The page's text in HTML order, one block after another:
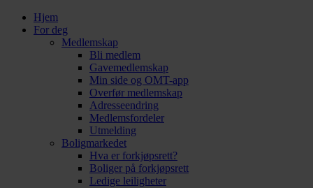
Hjem
For deg
Medlemskap
Bli medlem
Gavemedlemskap
Min side og OMT-app
Overfør medlemskap
Adresseendring
Medlemsfordeler
Utmelding
Boligmarkedet
Hva er forkjøpsrett?
Boliger på forkjøpsrett
Ledige leiligheter